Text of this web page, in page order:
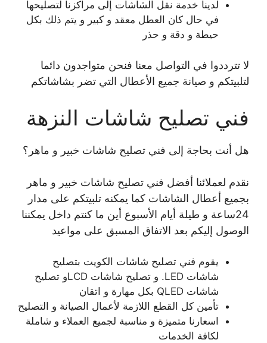
لدينا خدمة نقل الشاشات إلى مراكزنا لتصليحها
في حال كان العطل معقد و كبير و يتم ذلك بكل
حيطة و دقة و حذر
لا تترددوا في التواصل معنا فنحن متواجدون دائما
لتلبيتكم و صيانة جميع الأعطال التي تضر بشاشاتكم
فني تصليح شاشات النزهة
هل أنت بحاجة إلى فني تصليح شاشات خبير و ماهر؟
نقدم لعملائنا أفضل فني تصليح شاشات خبير و ماهر
بجميع أعطال الشاشات كما يمكنه تلبيتكم على مدار
24ساعة و طيلة أيام الأسبوع أين ما كنتم داخل يمكننا
الوصول إليكم بعد الاتفاق المسبق على مواعيد
يقوم فني تصليح شاشات الكويت بتصليح
شاشات LED. و تصليح شاشات LCDو تصليح
شاشات QLED بكل مهارة و اتقان
تأمين كل القطع اللازمة لأعمال الصيانة و التصليح
اسعارنا متميزة و مناسبة لجميع العملاء و شاملة
لكافة الخدمات